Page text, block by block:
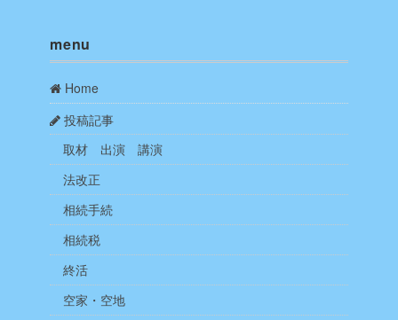
menu
Home
投稿記事
取材 出演 講演
法改正
相続手続
相続税
終活
空家・空地